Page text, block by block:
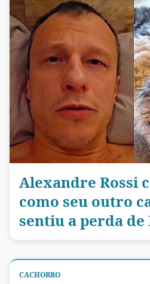
Alexandre Rossi
como seu outro
sentiu a perda de
CACHORRO